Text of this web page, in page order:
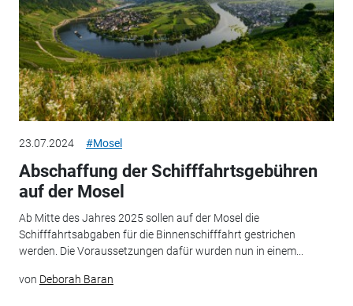
23.07.2024 #Mosel
Abschaffung der Schifffahrtsgebühren
auf der Mosel
Ab Mitte des Jahres 2025 sollen auf der Mosel die
Schifffahrtsabgaben für die Binnenschifffahrt gestrichen
werden. Die Voraussetzungen dafür wurden nun in einem...
von Deborah Baran